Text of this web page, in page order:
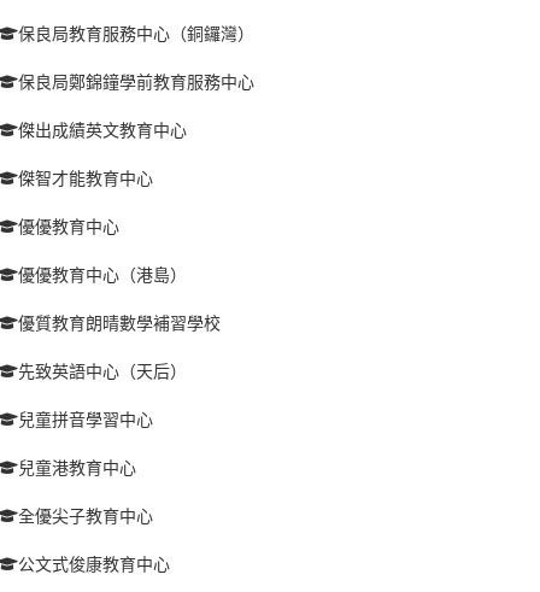
保良局教育服務中心（銅鑼灣）
保良局鄭錦鐘學前教育服務中心
傑出成績英文教育中心
傑智才能教育中心
優優教育中心
優優教育中心（港島）
優質教育朗晴數學補習學校
先致英語中心（天后）
兒童拼音學習中心
兒童港教育中心
全優尖子教育中心
公文式俊康教育中心